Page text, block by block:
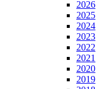
2026
2025
2024
2023
2022
2021
2020
2019